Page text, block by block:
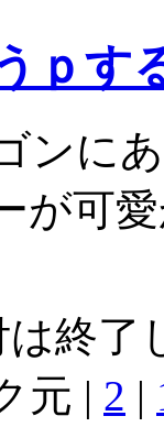
ｐす
ンに
が可
終了
元 | 2 |